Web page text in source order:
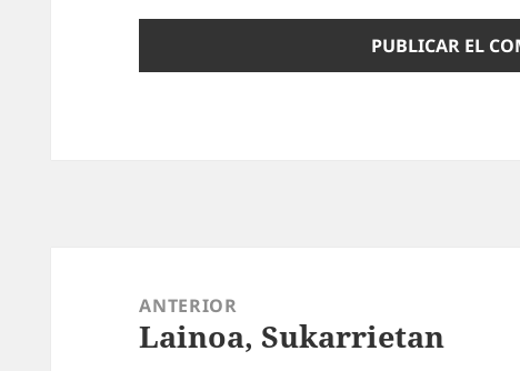
entradas
ANTERIOR
Entrada
Lainoa, Sukarrietan